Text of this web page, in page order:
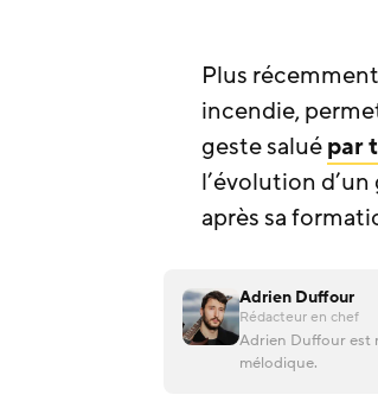
Plus
incendie,
geste saluépar
l’évolution
après sa
Adrien Duffour
Rédacteur en chef
Adrien Duffour est
mélodique.